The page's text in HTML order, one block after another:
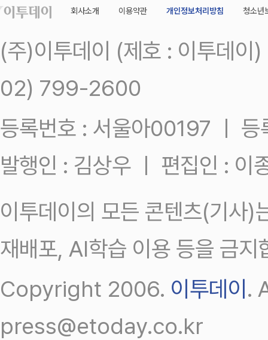
회사소개 이용약관 개인정보처리방침 청소년
(주)이투데이 (제호 : 이투데
02) 799-2600
등록번호 : 서울아00197 ㅣ
발행인 : 김상우 ㅣ 편집인 : 이
이투데이의 모든 콘텐츠(기사)
재배포, AI학습 이용 등을 금지
Copyright 2006. 이투데이.
press@etoday.co.kr